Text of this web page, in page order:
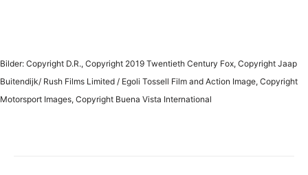
Bilder: Copyright D.R., Copyright 2019 Twentieth Century Fox, Copyright Jaap
Buitendijk/ Rush Films Limited / Egoli Tossell Film and Action Image, Copyright
Motorsport Images, Copyright Buena Vista International